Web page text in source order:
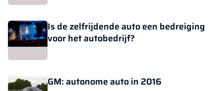
Is de zelfrijdende auto een bedreiging
voor het autobedrijf?
GM: autonome auto in 2016